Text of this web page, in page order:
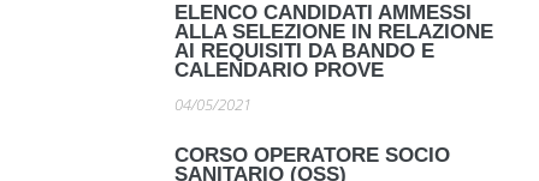
ELENCO CANDIDATI AMMESSI
ALLA SELEZIONE IN RELAZIONE
AI REQUISITI DA BANDO E
CALENDARIO PROVE
04/05/2021
CORSO OPERATORE SOCIO
SANITARIO (OSS)